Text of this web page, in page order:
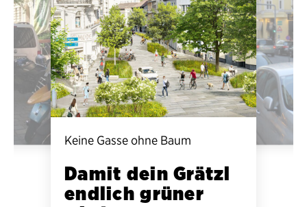
Keine Gasse ohne Baum
Damit dein Grätzl
endlich grüner